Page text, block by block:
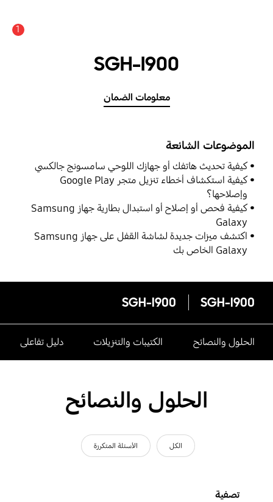
1
SGH-I900
معلومات الضمان
الموضوعات الشائعة
كيفية تحديث هاتفك أو جهازك اللوحي سامسونج جالكسي
كيفية استكشاف أخطاء تنزيل متجر Google Play
وإصلاحها؟
كيفية فحص أو إصلاح أو استبدال بطارية جهاز Samsung
Galaxy
اكتشف ميزات جديدة لشاشة القفل على جهاز Samsung
Galaxy الخاص بك
SGH-I900
SGH-I900
الحلول والنصائح الكتيبات والتنزيلات دليل تفاعلى
الحلول والنصائح
الكل الأسئلة المتكررة
تصفية